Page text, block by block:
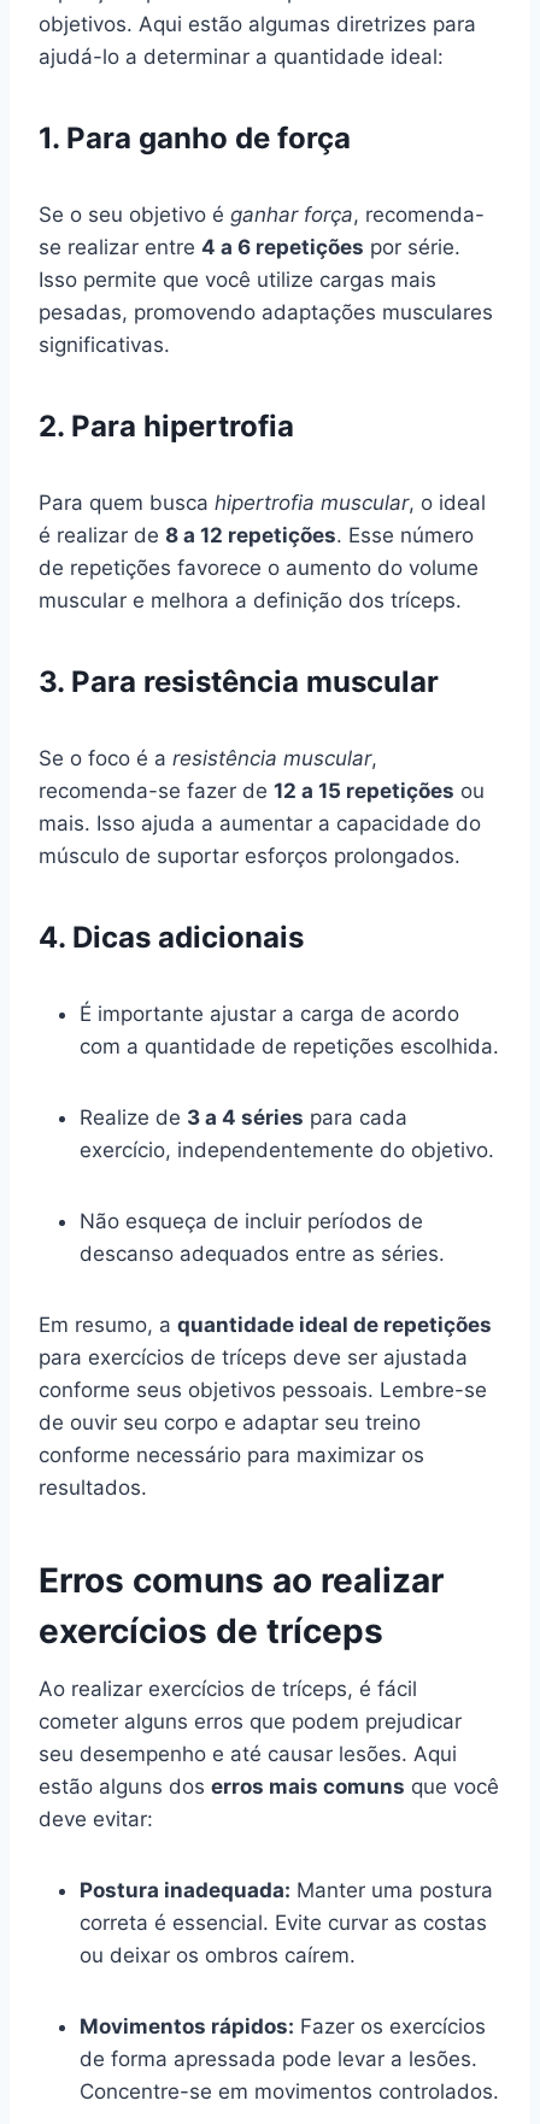
objetivos. Aqui estão algumas diretrizes para
ajudá-lo a determinar a quantidade ideal:
1. Para ganho de força
Se o seu objetivo é ganhar força, recomenda-
se realizar entre 4 a 6 repetições por série.
Isso permite que você utilize cargas mais
pesadas, promovendo adaptações musculares
significativas.
2. Para hipertrofia
Para quem busca hipertrofia muscular, o ideal
é realizar de 8 a 12 repetições. Esse número
de repetições favorece o aumento do volume
muscular e melhora a definição dos tríceps.
3. Para resistência muscular
Se o foco é a resistência muscular,
recomenda-se fazer de 12 a 15 repetições ou
mais. Isso ajuda a aumentar a capacidade do
músculo de suportar esforços prolongados.
4. Dicas adicionais
É importante ajustar a carga de acordo
com a quantidade de repetições escolhida.
Realize de 3 a 4 séries para cada
exercício, independentemente do objetivo.
Não esqueça de incluir períodos de
descanso adequados entre as séries.
Em resumo, a quantidade ideal de repetições
para exercícios de tríceps deve ser ajustada
conforme seus objetivos pessoais. Lembre-se
de ouvir seu corpo e adaptar seu treino
conforme necessário para maximizar os
resultados.
Erros comuns ao realizar
exercícios de tríceps
Ao realizar exercícios de tríceps, é fácil
cometer alguns erros que podem prejudicar
seu desempenho e até causar lesões. Aqui
estão alguns dos erros mais comuns que você
deve evitar:
Postura inadequada: Manter uma postura
correta é essencial. Evite curvar as costas
ou deixar os ombros caírem.
Movimentos rápidos: Fazer os exercícios
de forma apressada pode levar a lesões.
Concentre-se em movimentos controlados.